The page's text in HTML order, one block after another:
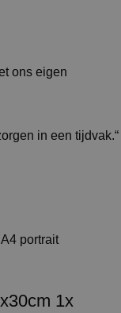
ons eigen
in een tijdvak.“
1x